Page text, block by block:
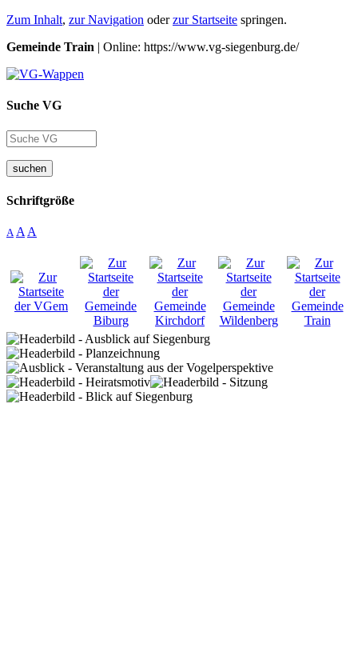
Zum Inhalt, zur Navigation oderzur Startseite springen.
Gemeinde Train | Online: https://www.vg-siegenburg.de/
Suche VG
suchen
Schriftgröße
A A A